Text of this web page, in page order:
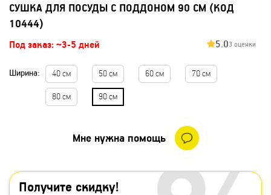
СУШКА ДЛЯ ПОСУДЫ С ПОДДОНОМ 90 СМ (КОД
10444)
Под заказ: ~3-5 дней 5.03 оценки
Ширина: 40 см 50 см 60 см 70 см
80 см 90 см
Получите скидку!
Мне нужна помощь